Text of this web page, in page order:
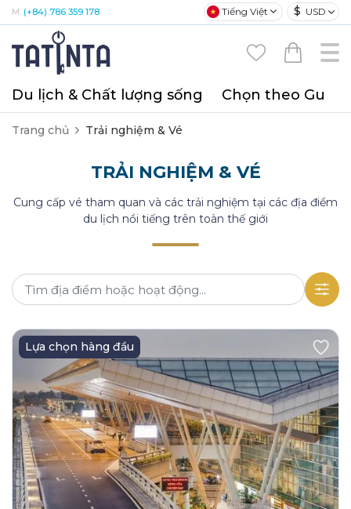
M: (+84) 786 359 178 Tiếng Việt $ USD
Du lịch & Chất lượng sống Chọn theo Gu
Trang chủ Trải nghiệm & Vé
TRẢI NGHIỆM & VÉ
Cung cấp vé tham quan và các trải nghiệm tại các địa điểm
du lịch nổi tiếng trên toàn thế giới
Lựa chọn hàng đầu